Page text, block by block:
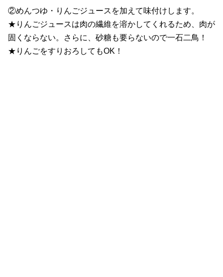
②めんつゆ・りんごジュースを加えて味付けします。
★りんごジュースは肉の繊維を溶かしてくれるため、肉が
固くならない。さらに、砂糖も要らないので一石二鳥！
★りんごをすりおろしてもOK！